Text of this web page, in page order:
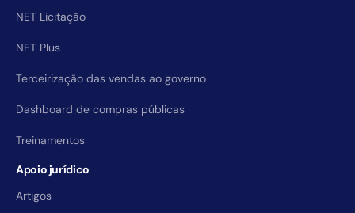
NET Licitação
NET Plus
Terceirização das vendas ao governo
Dashboard de compras públicas
Treinamentos
Apoio jurídico
Artigos